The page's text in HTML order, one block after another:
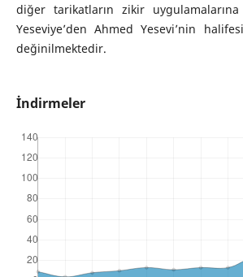
diğer tarikatların zikir
Yeseviye’den Ahmed Yesevi’nin
değinilmektedir.
İndirmeler